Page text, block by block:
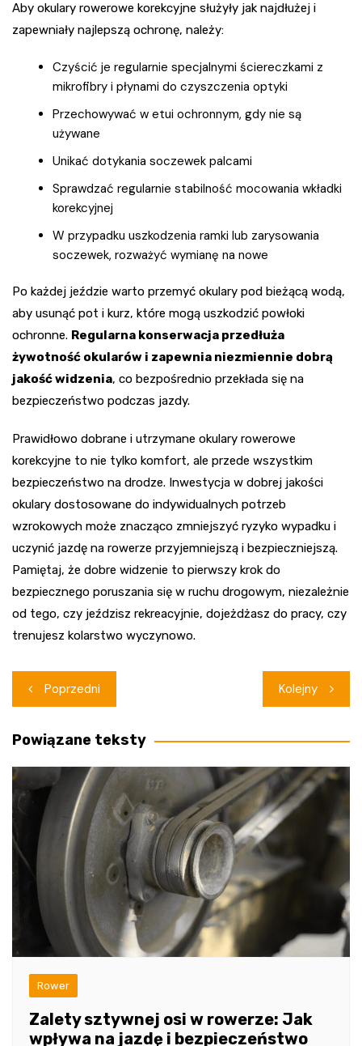
Aby okulary rowerowe korekcyjne służyły jak najdłużej i
zapewniały najlepszą ochronę, należy:
Czyścić je regularnie specjalnymi ściereczkami z
mikrofibry i płynami do czyszczenia optyki
Przechowywać w etui ochronnym, gdy nie są
używane
Unikać dotykania soczewek palcami
Sprawdzać regularnie stabilność mocowania wkładki
korekcyjnej
W przypadku uszkodzenia ramki lub zarysowania
soczewek, rozważyć wymianę na nowe
Po każdej jeździe warto przemyć okulary pod bieżącą wodą,
aby usunąć pot i kurz, które mogą uszkodzić powłoki
ochronne. Regularna konserwacja przedłuża
żywotność okularów i zapewnia niezmiennie dobrą
jakość widzenia, co bezpośrednio przekłada się na
bezpieczeństwo podczas jazdy.
Prawidłowo dobrane i utrzymane okulary rowerowe
korekcyjne to nie tylko komfort, ale przede wszystkim
bezpieczeństwo na drodze. Inwestycja w dobrej jakości
okulary dostosowane do indywidualnych potrzeb
wzrokowych może znacząco zmniejszyć ryzyko wypadku i
uczynić jazdę na rowerze przyjemniejszą i bezpieczniejszą.
Pamiętaj, że dobre widzenie to pierwszy krok do
bezpiecznego poruszania się w ruchu drogowym, niezależnie
od tego, czy jeździsz rekreacyjnie, dojeżdżasz do pracy, czy
trenujesz kolarstwo wyczynowo.
Nawigacja
wpisu
Poprzedni Kolejny
Powiązane teksty
Rower
Zalety sztywnej osi w rowerze: Jak
wpływa na jazdę i bezpieczeństwo